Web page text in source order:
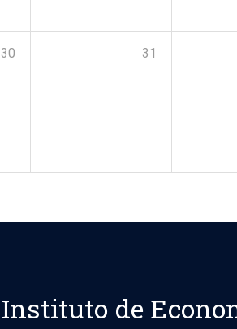
30 31
Instituto de